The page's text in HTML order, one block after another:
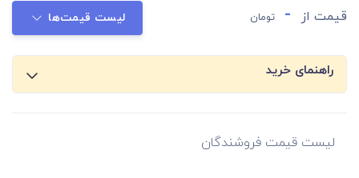
قیمت از - تومان لیست قیمت‌ها
راهنمای خرید
لیست قیمت فروشندگان